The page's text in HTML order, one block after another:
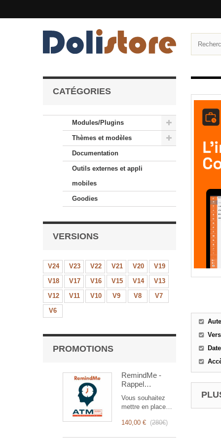
CATÉGORIES
Modules/Plugins
Thèmes et modèles
Documentation
Outils externes et appli
mobiles
Goodies
VERSIONS
V24 V23 V22 V21 V20
V19
V18
V17 V16 V15 V14
V13
V12
V11 V10 V9 V8
V7
V6
PROMOTIONS
RemindMe -
Rappel
(mail,
événement,
notification)
Vous souhaitez
mettre en place
automatiques ?
140,00 € (280€)